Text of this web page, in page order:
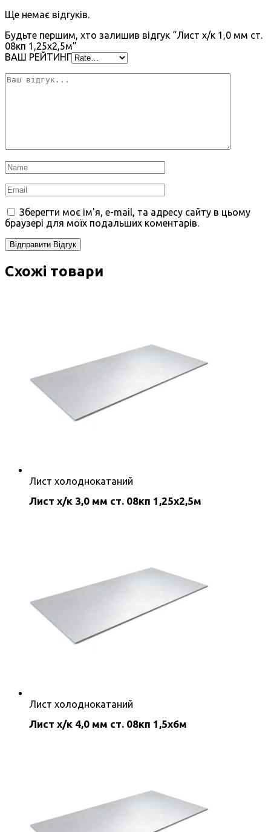
Ще немає відгуків.
Будьте першим, хто залишив відгук “Лист х/к 1,0 мм ст.
08кп 1,25х2,5м”
ВАШ РЕЙТИНГ
Зберегти моє ім'я, e-mail, та адресу сайту в цьому
браузері для моїх подальших коментарів.
Схожі товари
Лист холоднокатаний
Лист х/к 3,0 мм ст. 08кп 1,25х2,5м
Лист холоднокатаний
Лист х/к 4,0 мм ст. 08кп 1,5х6м